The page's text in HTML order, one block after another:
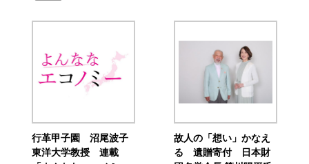
行革甲子園 沼尾波子
東洋大学教授 連載
故人の「想い」かなえ
る 遺贈寄付 日本財